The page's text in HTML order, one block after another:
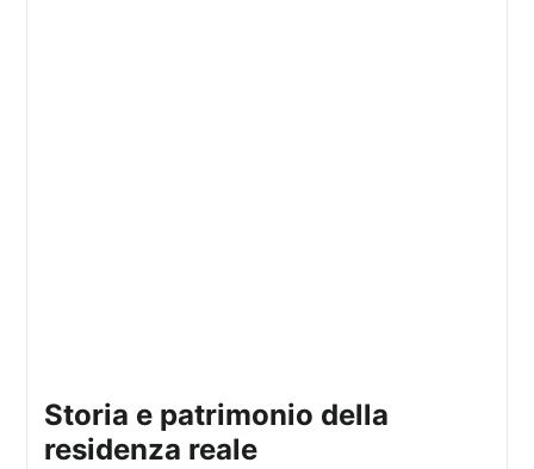
storia e patrimonio della
residenza reale